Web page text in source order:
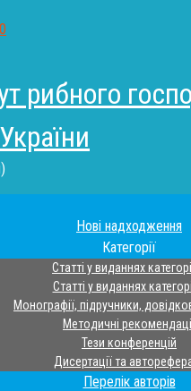
рибного
Нові надходження
Категорії
Статті у виданнях
Статті у виданнях
Монографії, підручники,
Методичні
Тези конференцій
Дисертації та
Перелік авторів